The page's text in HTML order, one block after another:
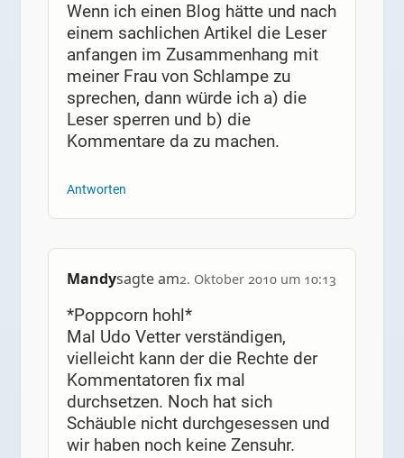
Wenn ich einen Blog hätte und nach
einem sachlichen Artikel die Leser
anfangen im Zusammenhang mit
meiner Frau von Schlampe zu
sprechen, dann würde ich a) die
Leser sperren und b) die
Kommentare da zu machen.
Antworten
Mandysagte am2. Oktober 2010 um 10:13
*Poppcorn hohl*
Mal Udo Vetter verständigen,
vielleicht kann der die Rechte der
Kommentatoren fix mal
durchsetzen. Noch hat sich
Schäuble nicht durchgesessen und
wir haben noch keine Zensuhr.